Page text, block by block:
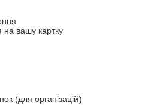
на вашу картку
(для організацій)